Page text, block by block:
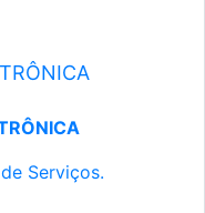
Serviços.